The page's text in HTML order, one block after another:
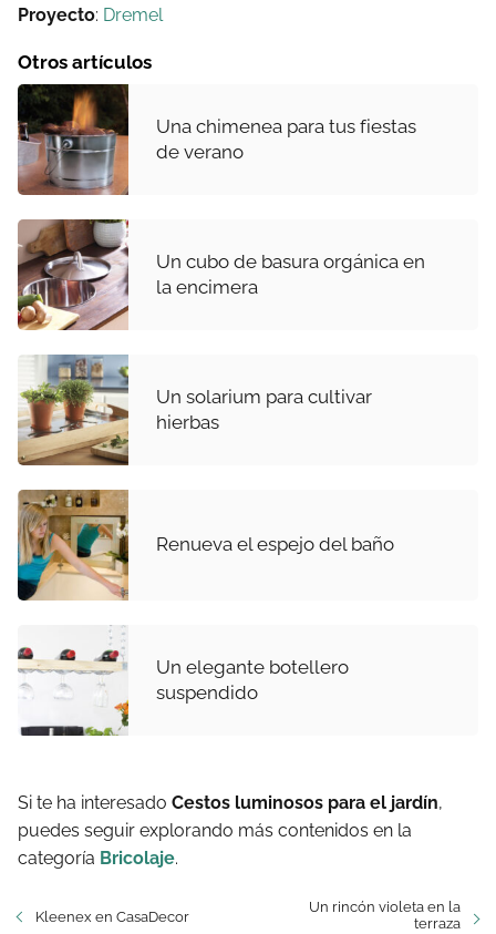
Proyecto: Dremel
Otros artículos
Una chimenea para tus fiestas
de verano
Un cubo de basura orgánica en
la encimera
Un solarium para cultivar
hierbas
Renueva el espejo del baño
Un elegante botellero
suspendido
Si te ha interesado Cestos luminosos para el jardín,
puedes seguir explorando más contenidos en la
categoría Bricolaje.
Kleenex en CasaDecor
Un rincón violeta en la
terraza